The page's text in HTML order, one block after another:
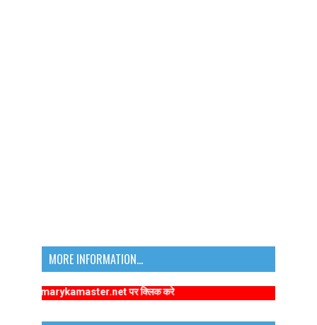
MORE INFORMATION...
पर क्लिक करे